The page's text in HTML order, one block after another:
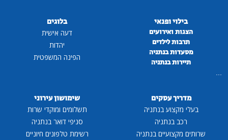
בילוי ופנאי
הצגות ואירועים
תרבות לילדים
מסעדות בנתניה
תיירות בנתניה
בלוגים
דעה אישית
יהדות
הפינה המשפטית
מדריך עסקים
בעלי מקצוע בנתניה
רכב בנתניה
שרותים מקצועיים בנתניה
שימושון עירוני
תשלומים ומוקדי שרות
סניפי דואר בנתניה
רשימת טלפונים חיוניים